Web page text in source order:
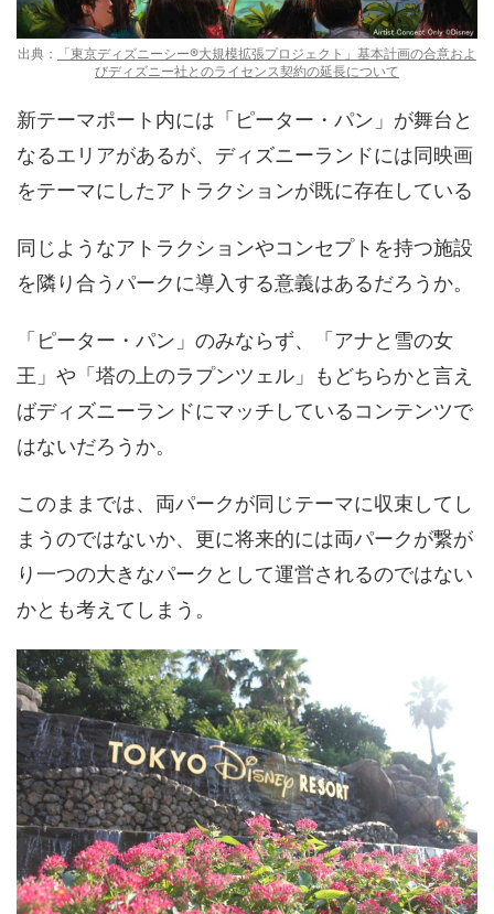
出典：
「東京ディズニーシー®大規模拡張プロジェクト」基本計画の合意およ
びディズニー社とのライセンス契約の延長について
新テーマポート内には「ピーター・パン」が舞台と
なるエリアがあるが、ディズニーランドには同映画
をテーマにしたアトラクションが既に存在している
同じようなアトラクションやコンセプトを持つ施設
を隣り合うパークに導入する意義はあるだろうか。
「ピーター・パン」のみならず、「アナと雪の女
王」や「塔の上のラプンツェル」もどちらかと言え
ばディズニーランドにマッチしているコンテンツで
はないだろうか。
このままでは、両パークが同じテーマに収束してし
まうのではないか、更に将来的には両パークが繋が
り一つの大きなパークとして運営されるのではない
かとも考えてしまう。